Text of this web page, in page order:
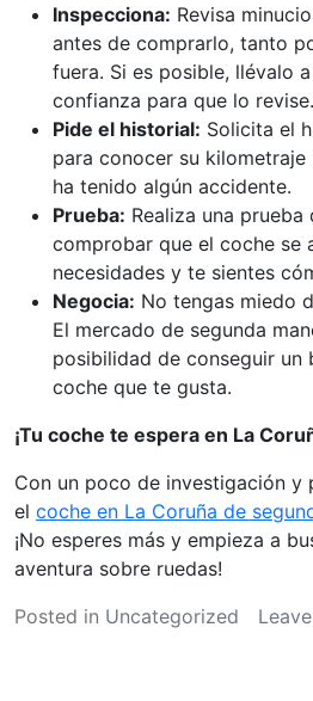
Inspecciona: Revisa
antes de comprarlo, tanto
fuera. Si es posible, llévalo
confianza para que lo revise.
Pide el historial: Solicita el
para conocer su kilometraje
ha tenido algún accidente.
Prueba: Realiza una
comprobar que el coche se
necesidades y te sientes
Negocia: No tengas miedo
El mercado de segunda
posibilidad de conseguir un
coche que te gusta.
¡Tu coche te espera en La
Con un poco de investigación y
el coche en La Coruña de
¡No esperes más y empieza a
aventura sobre ruedas!
Posted in Uncategorized